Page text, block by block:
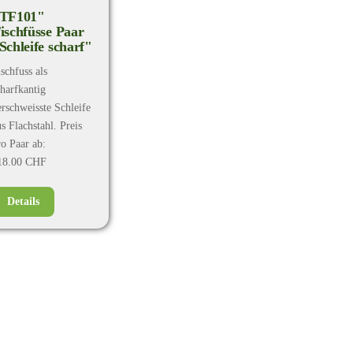
Paar
scharf"
als
Schleife
Flachstahl. Preis
Paar ab:
CHF
Details